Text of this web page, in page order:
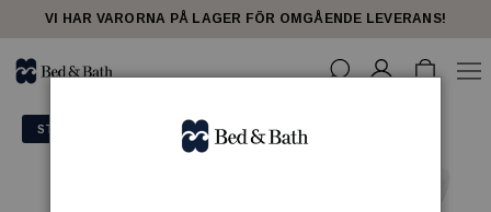
VI HAR VARORNA PÅ LAGER FÖR OMGÅENDE LEVERANS!
STORSÄLJARE